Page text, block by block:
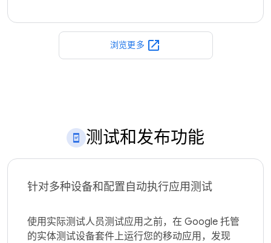
浏览更多 open_in_new
测试和发布功能
针对多种设备和配置自动执行应用测试
使用实际测试人员测试应用之前，在 Google 托管
的实体测试设备套件上运行您的移动应用，发现